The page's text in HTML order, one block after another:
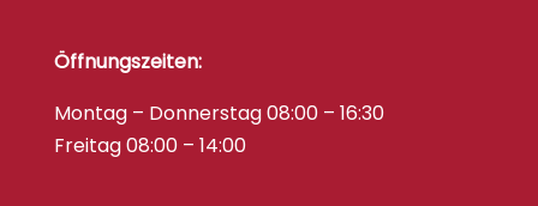
Öffnungszeiten:
Montag – Donnerstag 08:00 – 16:30
Freitag 08:00 – 14:00